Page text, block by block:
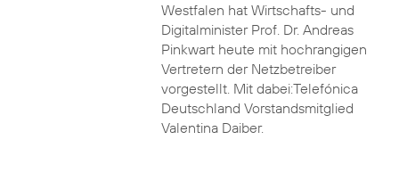
Westfalen hat Wirtschafts- und
Digitalminister Prof. Dr. Andreas
Pinkwart heute mit hochrangigen
Vertretern der Netzbetreiber
vorgestellt. Mit dabei:Telefónica
Deutschland Vorstandsmitglied
Valentina Daiber.